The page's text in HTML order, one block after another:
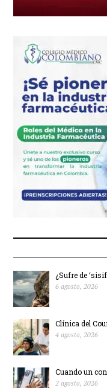
¿Sufre de
6 agosto, 2026
Clínica del
4 agosto, 2026
Cuando un
2 agosto, 2026